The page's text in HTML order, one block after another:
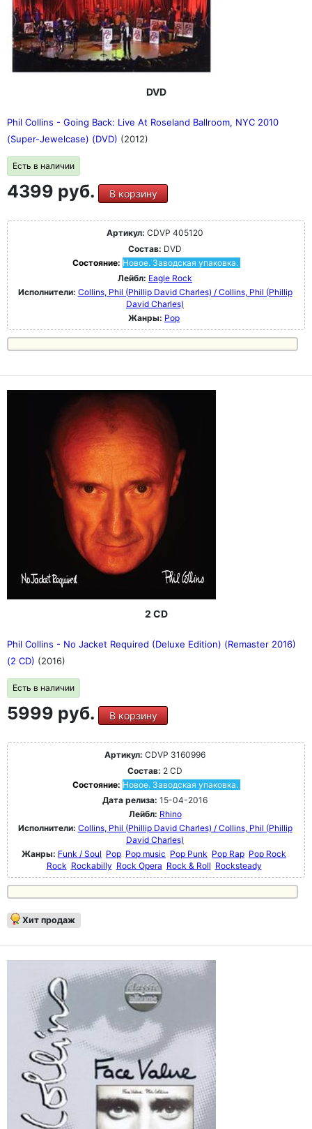
DVD
Phil Collins - Going Back: Live At Roseland Ballroom, NYC 2010
(Super-Jewelcase) (DVD) (2012)
Есть в наличии
4399 руб. В корзину
Артикул: CDVP 405120
Состав: DVD
Состояние: Новое. Заводская упаковка.
Лейбл: Eagle Rock
Исполнители: Collins, Phil (Phillip David Charles) / Collins, Phil (Phillip
David Charles)
Жанры: Pop
2 CD
Phil Collins - No Jacket Required (Deluxe Edition) (Remaster 2016)
(2 CD) (2016)
Есть в наличии
5999 руб. В корзину
Артикул: CDVP 3160996
Состав: 2 CD
Состояние: Новое. Заводская упаковка.
Дата релиза: 15-04-2016
Лейбл: Rhino
Исполнители: Collins, Phil (Phillip David Charles) / Collins, Phil (Phillip
David Charles)
Жанры: Funk / Soul Pop Pop music Pop Punk Pop Rap Pop Rock
Rock Rockabilly Rock Opera Rock & Roll Rocksteady
Хит продаж